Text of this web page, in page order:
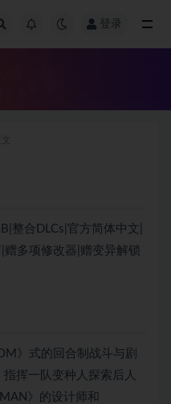
登录
整合DLCs|官方简体中文|
多项修改器|赠变异解锁
》式的回合制战斗与剧
挥一队变种人探索后人
》的设计师和